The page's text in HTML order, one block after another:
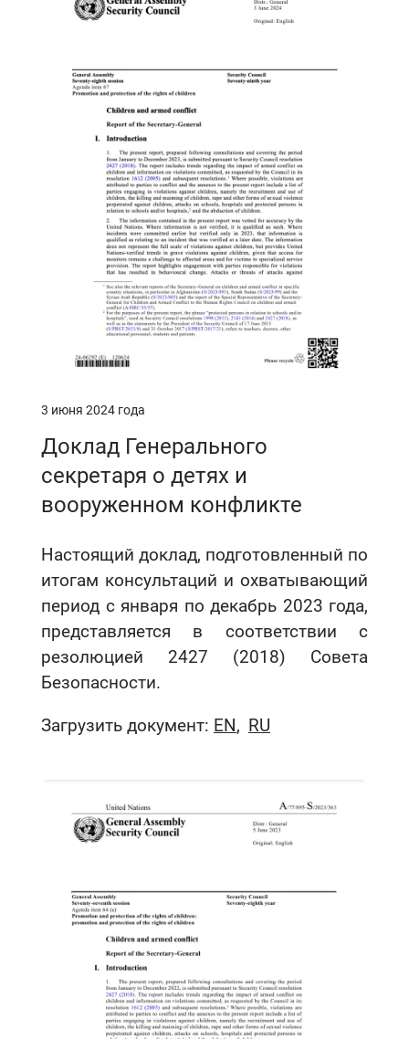
3 июня 2024 года
Доклад Генерального
секретаря о детях и
вооруженном конфликте
Настоящий доклад, подготовленный по
итогам консультаций и охватывающий
период с января по декабрь 2023 года,
представляется в соответствии с
резолюцией 2427 (2018) Совета
Безопасности.
Загрузить документ: EN RU